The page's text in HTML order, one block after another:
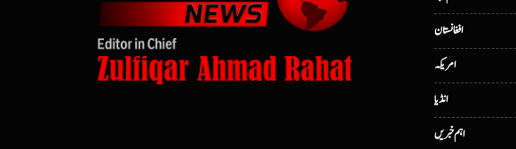
افغانستان
امریکہ
انڈیا
اہم خبریں